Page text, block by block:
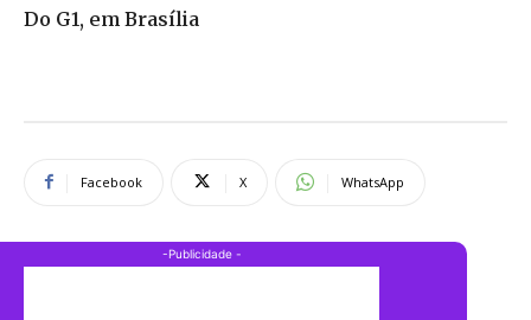
Do G1, em Brasília
Facebook X WhatsApp
-Publicidade -